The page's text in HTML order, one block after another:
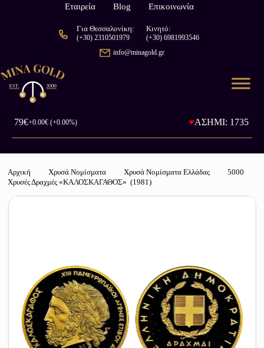
Εταιρεία Blog Επικοινωνία
Για Θεσσαλονίκη:
(+30) 2310501979
Κινητό:
(+30) 6981993546
info@minagold.gr
+0.00€ (+0.00%) ΑΣΗΜΙ: 1735.5€
Αρχική Χρυσά Νομίσματα Χρυσά Νομίσματα Ελλάδας
5000
Χρυσές Δραχμές «ΚΑΛΟΣΚΑΓΑΘΟΣ» (1981)